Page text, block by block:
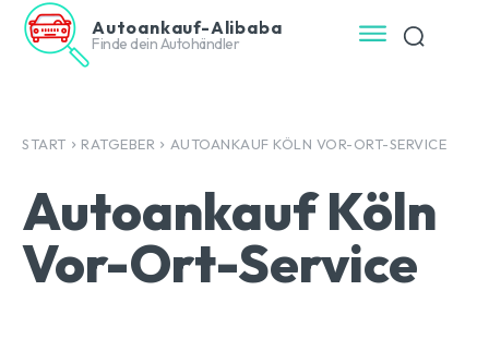
Autoankauf-Alibaba
Finde dein Autohändler
START RATGEBER AUTOANKAUF KÖLN VOR-ORT-SERVICE
Autoankauf Köln
Vor-Ort-Service